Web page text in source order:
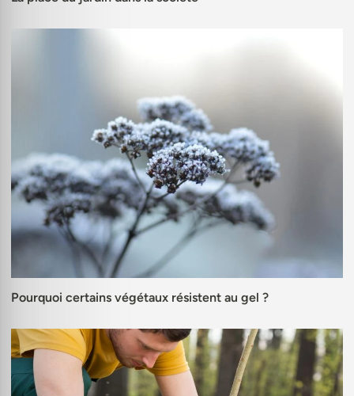
Pourquoi certains végétaux résistent au gel ?